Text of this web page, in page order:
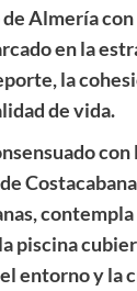
Almería con
en la
la
de vida.
con
piscina
entorno y la